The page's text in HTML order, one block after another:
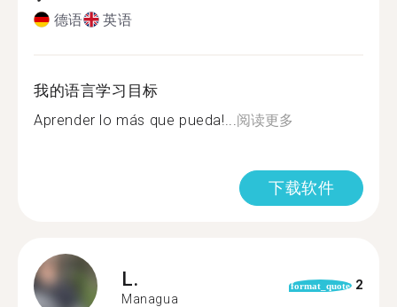
德语 英语
我的语言学习目标
Aprender lo más que pueda!... 阅读更多
下载软件
L.
Managua
format_quote 2